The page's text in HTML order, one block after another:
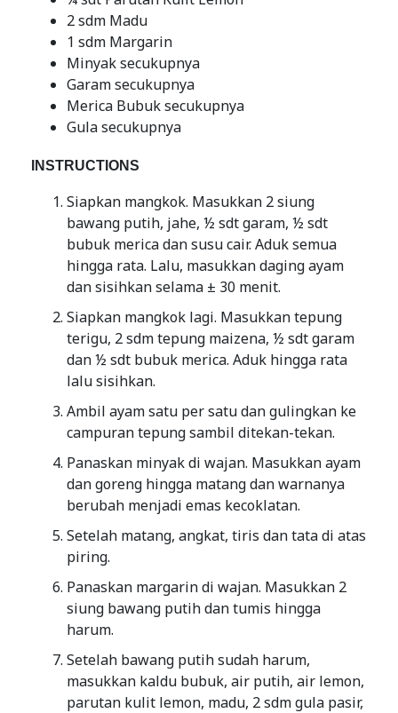
2 sdm Madu
1 sdm Margarin
Minyak secukupnya
Garam secukupnya
Merica Bubuk secukupnya
Gula secukupnya
INSTRUCTIONS
Siapkan mangkok. Masukkan 2 siung
bawang putih, jahe, ½ sdt garam, ½ sdt
bubuk merica dan susu cair. Aduk semua
hingga rata. Lalu, masukkan daging ayam
dan sisihkan selama ± 30 menit.
Siapkan mangkok lagi. Masukkan tepung
terigu, 2 sdm tepung maizena, ½ sdt garam
dan ½ sdt bubuk merica. Aduk hingga rata
lalu sisihkan.
Ambil ayam satu per satu dan gulingkan ke
campuran tepung sambil ditekan-tekan.
Panaskan minyak di wajan. Masukkan ayam
dan goreng hingga matang dan warnanya
berubah menjadi emas kecoklatan.
Setelah matang, angkat, tiris dan tata di atas
piring.
Panaskan margarin di wajan. Masukkan 2
siung bawang putih dan tumis hingga
harum.
Setelah bawang putih sudah harum,
masukkan kaldu bubuk, air putih, air lemon,
parutan kulit lemon, madu, 2 sdm gula pasir,